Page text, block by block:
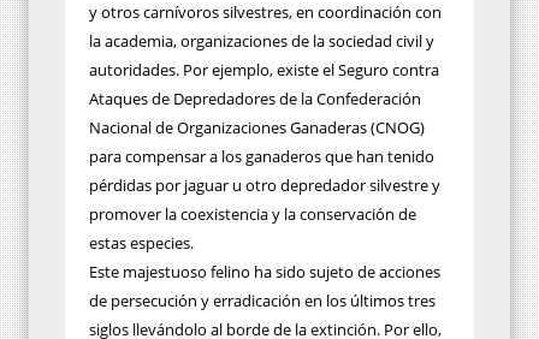
y otros carnívoros silvestres, en coordinación con
la academia, organizaciones de la sociedad civil y
autoridades. Por ejemplo, existe el Seguro contra
Ataques de Depredadores de la Confederación
Nacional de Organizaciones Ganaderas (CNOG)
para compensar a los ganaderos que han tenido
pérdidas por jaguar u otro depredador silvestre y
promover la coexistencia y la conservación de
estas especies.
Este majestuoso felino ha sido sujeto de acciones
de persecución y erradicación en los últimos tres
siglos llevándolo al borde de la extinción. Por ello,